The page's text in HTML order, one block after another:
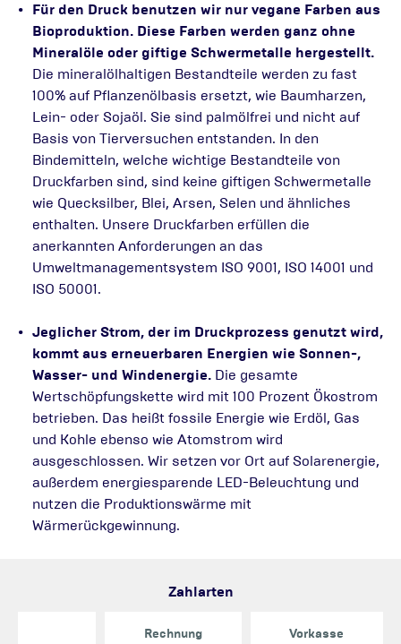
Für den Druck benutzen wir nur vegane Farben aus
Bioproduktion. Diese Farben werden ganz ohne
Mineralöle oder giftige Schwermetalle hergestellt.
Die mineralölhaltigen Bestandteile werden zu fast
100% auf Pflanzenölbasis ersetzt, wie Baumharzen,
Lein- oder Sojaöl. Sie sind palmölfrei und nicht auf
Basis von Tierversuchen entstanden. In den
Bindemitteln, welche wichtige Bestandteile von
Druckfarben sind, sind keine giftigen Schwermetalle
wie Quecksilber, Blei, Arsen, Selen und ähnliches
enthalten. Unsere Druckfarben erfüllen die
anerkannten Anforderungen an das
Umweltmanagementsystem ISO 9001, ISO 14001 und
ISO 50001.
Jeglicher Strom, der im Druckprozess genutzt wird,
kommt aus erneuerbaren Energien wie Sonnen-,
Wasser- und Windenergie. Die gesamte
Wertschöpfungskette wird mit 100 Prozent Ökostrom
betrieben. Das heißt fossile Energie wie Erdöl, Gas
und Kohle ebenso wie Atomstrom wird
ausgeschlossen. Wir setzen vor Ort auf Solarenergie,
außerdem energiesparende LED-Beleuchtung und
nutzen die Produktionswärme mit
Wärmerückgewinnung.
Zahlarten
Rechnung Vorkasse